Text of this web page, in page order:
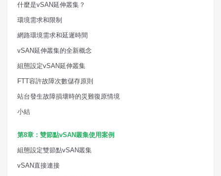
什麼是vSAN延伸叢集？
環境需求和限制
網路環境需求和延遲時間
vSAN延伸叢集的全新概念
組態設定vSAN延伸叢集
FTT容許故障次數儲存原則
站台發生故障損壞時的災難復原情境
小結
第8章：雙節點vSAN叢集使用案例
組態設定雙節點vSAN叢集
vSAN直接連接